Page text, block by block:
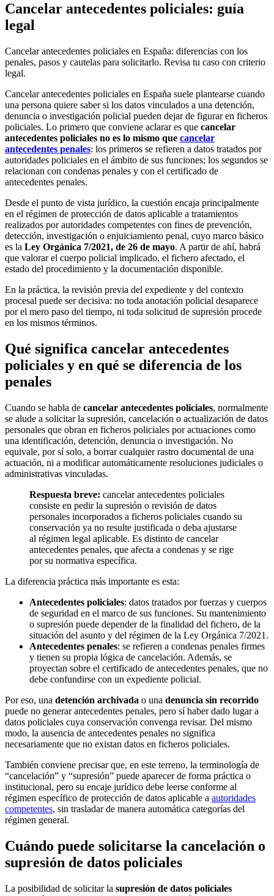
Cancelar antecedentes policiales: guía
legal
Cancelar antecedentes policiales en España: diferencias con los
penales, pasos y cautelas para solicitarlo. Revisa tu caso con criterio
legal.
Cancelar antecedentes policiales en España suele plantearse cuando
una persona quiere saber si los datos vinculados a una detención,
denuncia o investigación policial pueden dejar de figurar en ficheros
policiales. Lo primero que conviene aclarar es que cancelar
antecedentes policiales no es lo mismo que cancelar
antecedentes penales: los primeros se refieren a datos tratados por
autoridades policiales en el ámbito de sus funciones; los segundos se
relacionan con condenas penales y con el certificado de
antecedentes penales.
Desde el punto de vista jurídico, la cuestión encaja principalmente
en el régimen de protección de datos aplicable a tratamientos
realizados por autoridades competentes con fines de prevención,
detección, investigación o enjuiciamiento penal, cuyo marco básico
es la Ley Orgánica 7/2021, de 26 de mayo. A partir de ahí, habrá
que valorar el cuerpo policial implicado, el fichero afectado, el
estado del procedimiento y la documentación disponible.
En la práctica, la revisión previa del expediente y del contexto
procesal puede ser decisiva: no toda anotación policial desaparece
por el mero paso del tiempo, ni toda solicitud de supresión procede
en los mismos términos.
Qué significa cancelar antecedentes
policiales y en qué se diferencia de los
penales
Cuando se habla de cancelar antecedentes policiales, normalmente
se alude a solicitar la supresión, cancelación o actualización de datos
personales que obran en ficheros policiales por actuaciones como
una identificación, detención, denuncia o investigación. No
equivale, por sí solo, a borrar cualquier rastro documental de una
actuación, ni a modificar automáticamente resoluciones judiciales o
administrativas vinculadas.
Respuesta breve: cancelar antecedentes policiales
consiste en pedir la supresión o revisión de datos
personales incorporados a ficheros policiales cuando su
conservación ya no resulte justificada o deba ajustarse
al régimen legal aplicable. Es distinto de cancelar
antecedentes penales, que afecta a condenas y se rige
por su normativa específica.
La diferencia práctica más importante es esta:
Antecedentes policiales: datos tratados por fuerzas y cuerpos
de seguridad en el marco de sus funciones. Su mantenimiento
o supresión puede depender de la finalidad del fichero, de la
situación del asunto y del régimen de la Ley Orgánica 7/2021.
Antecedentes penales: se refieren a condenas penales firmes
y tienen su propia lógica de cancelación. Además, se
proyectan sobre el certificado de antecedentes penales, que no
debe confundirse con un expediente policial.
Por eso, una detención archivada o una denuncia sin recorrido
puede no generar antecedentes penales, pero sí haber dado lugar a
datos policiales cuya conservación convenga revisar. Del mismo
modo, la ausencia de antecedentes penales no significa
necesariamente que no existan datos en ficheros policiales.
También conviene precisar que, en este terreno, la terminología de
“cancelación” y “supresión” puede aparecer de forma práctica o
institucional, pero su encaje jurídico debe leerse conforme al
régimen específico de protección de datos aplicable a autoridades
competentes, sin trasladar de manera automática categorías del
régimen general.
Cuándo puede solicitarse la cancelación o
supresión de datos policiales
La posibilidad de solicitar la supresión de datos policiales